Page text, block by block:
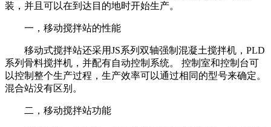
装，并且可以在到达目的地时开始生产。
一，移动搅拌站的性能
移动式搅拌站还采用JS系列双轴强制混凝土搅拌机，PLD
系列骨料搅拌机，并配有自动控制系统。 控制室和控制台可
以控制整个生产过程，生产效率可以通过相同的型号来确定。
混合站没有区别。
二，移动搅拌站功能